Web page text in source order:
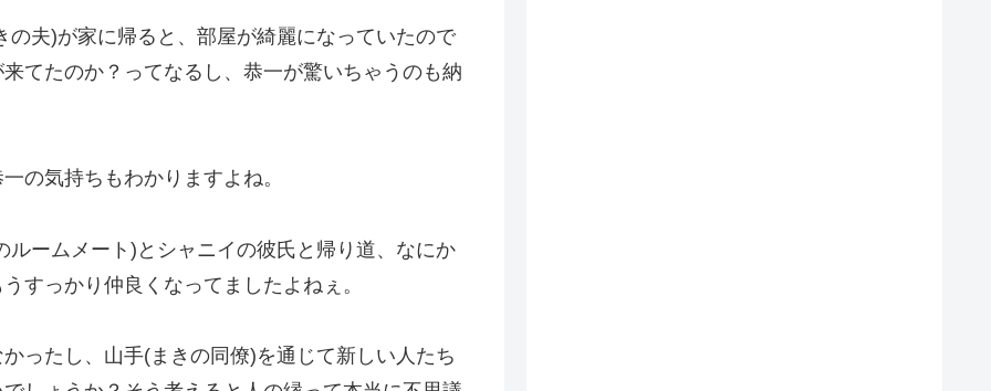
夫)が家に帰ると、部屋が綺麗になっていたので
てたのか？ってなるし、恭一が驚いちゃうのも納
の気持ちもわかりますよね。
ームメート)とシャニイの彼氏と帰り道、なにか
すっかり仲良くなってましたよねぇ。
ったし、山手(まきの同僚)を通じて新しい人たち